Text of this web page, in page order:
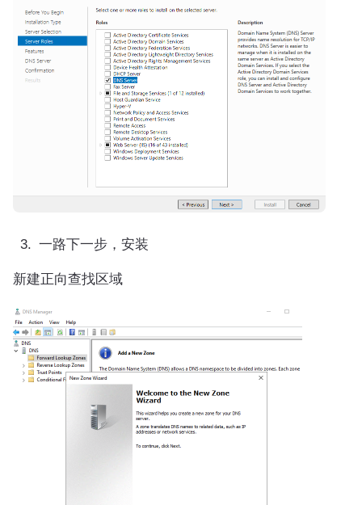
一路下一步，安装
新建正向查找区域